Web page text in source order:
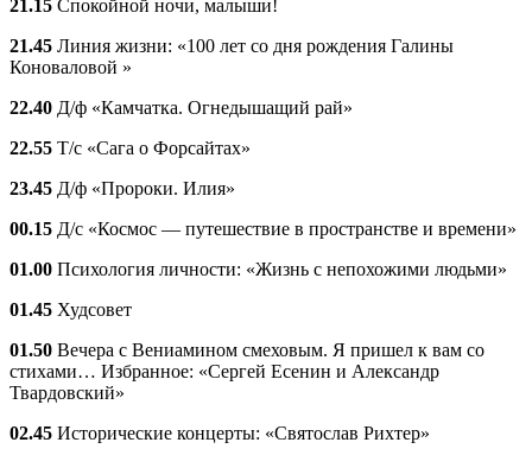
21.15 Спокойной ночи, малыши!
21.45 Линия жизни: «100 лет со дня рождения Галины
Коноваловой »
22.40 Д/ф «Камчатка. Огнедышащий рай»
22.55 Т/с «Сага о Форсайтах»
23.45 Д/ф «Пророки. Илия»
00.15 Д/с «Космос — путешествие в пространстве и времени»
01.00 Психология личности: «Жизнь с непохожими людьми»
01.45 Худсовет
01.50 Вечера с Вениамином смеховым. Я пришел к вам со
стихами… Избранное: «Сергей Есенин и Александр
Твардовский»
02.45 Исторические концерты: «Святослав Рихтер»